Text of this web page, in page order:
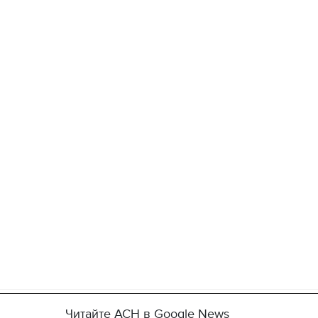
Читайте АСН в Google News